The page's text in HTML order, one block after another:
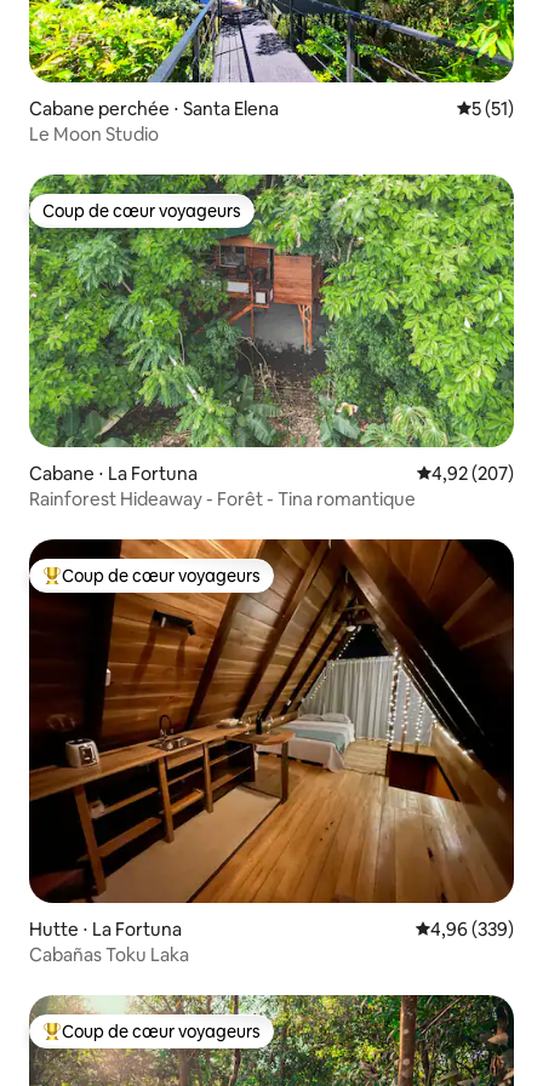
Cabane perchée ⋅ Santa Elena
5 (51)
Le Moon Studio
Coup de cœur voyageurs
Coup de cœur voyageurs
Cabane ⋅ La Fortuna Évaluation
4,92 (207)
Rainforest Hideaway - Forêt - Tina romantique
Coups de cœur voyageurs les plus appréciés
Coup de cœur voyageurs
Hutte ⋅ La Fortuna Évaluation
4,96 (339)
Cabañas Toku Laka
Coups de cœur voyageurs les plus appréciés
Coup de cœur voyageurs